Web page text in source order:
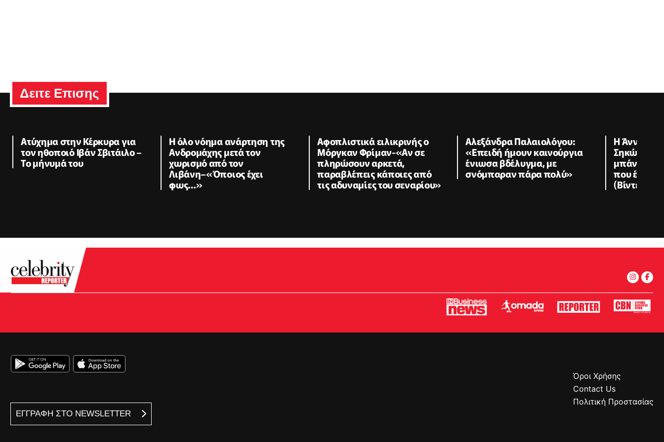
Δειτε Επισης
Ατύχημα στην Κέρκυρα για
τον ηθοποιό Ιβάν Σβιτάιλο –
Το μήνυμά του
Η όλο νόημα ανάρτηση της
Ανδρομάχης μετά τον
χωρισμό από τον
Λιβάνη–«Όποιος έχει
φως…»
Αφοπλιστικά ειλικρινής ο
Μόργκαν Φρίμαν-«Αν σε
πληρώσουν αρκετά,
παραβλέπεις κάποιες από
τις αδυναμίες του σεναρίου»
Αλεξάνδρα Παλαιολόγου:
«Επειδή ήμουν καινούργια
ένιωσα βδέλυγμα, με
σνόμπαραν πάρα πολύ»
Η Άννα
Σηκώθηκε
μπάντα
που
(Βίντεο)
ΕΓΓΡΑΦΗ ΣΤΟ NEWSLETTER
Όροι Χρήσης
Contact Us
Πολιτική Προστασίας